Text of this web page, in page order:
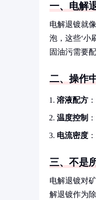
一、电解
电解退镀就
泡，这些‘小
固油污需要
二、操作
溶液配方
温度控制
电流密度
三、不是
电解退镀对
解退镀作为